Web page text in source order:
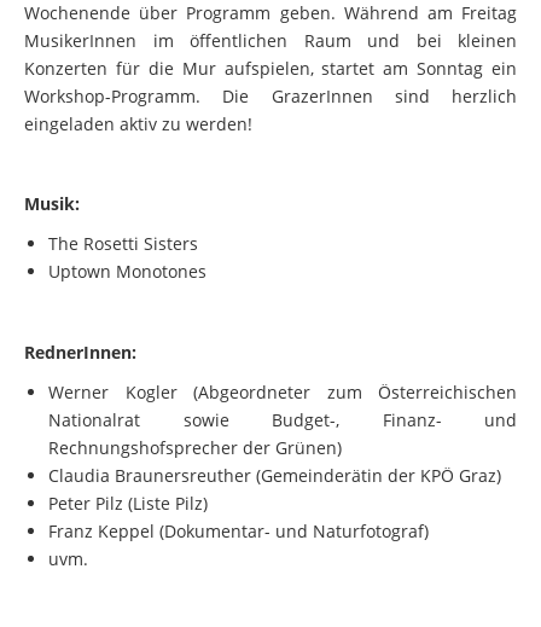
Wochenende über Programm geben. Während am Freitag
MusikerInnen im öffentlichen Raum und bei kleinen
Konzerten für die Mur aufspielen, startet am Sonntag ein
Workshop-Programm. Die GrazerInnen sind herzlich
eingeladen aktiv zu werden!
Musik:
The Rosetti Sisters
Uptown Monotones
RednerInnen:
Werner Kogler (Abgeordneter zum Österreichischen
Nationalrat sowie Budget-, Finanz- und
Rechnungshofsprecher der Grünen)
Claudia Braunersreuther (Gemeinderätin der KPÖ Graz)
Peter Pilz (Liste Pilz)
Franz Keppel (Dokumentar- und Naturfotograf)
uvm.